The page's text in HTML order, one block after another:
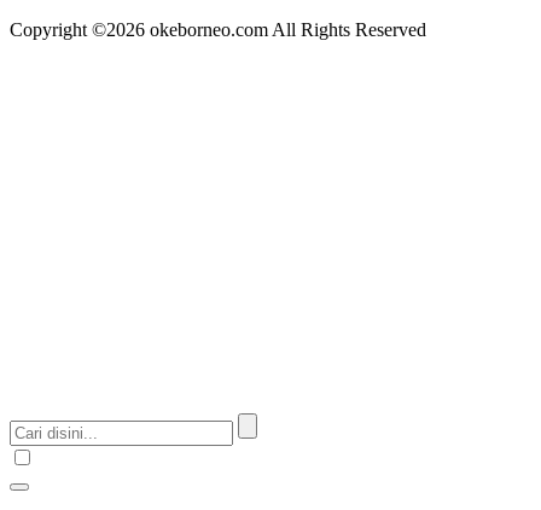
Copyright ©2026 okeborneo.com All Rights Reserved